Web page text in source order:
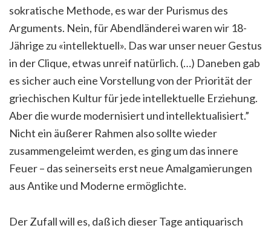
sokratische Me­thode, es war der Purismus des
Arguments. Nein, für Abendlän­derei waren wir 18-
Jährige zu «intellektuell». Das war unser neuer Gestus
in der Clique, etwas unreif natürlich. (…) Daneben gab
es sicher auch eine Vorstellung von der Priorität der
griechischen Kultur für jede intel­lektuelle Erziehung.
Aber die wurde modernisiert und intellektualisiert.”
Nicht ein äußerer Rahmen also sollte wieder
zusammengeleimt werden, es ging um das innere
Feuer – das seinerseits erst neue Amalgamierungen
aus Antike und Moderne ermöglichte.
Der Zufall will es, daß ich dieser Tage antiquarisch